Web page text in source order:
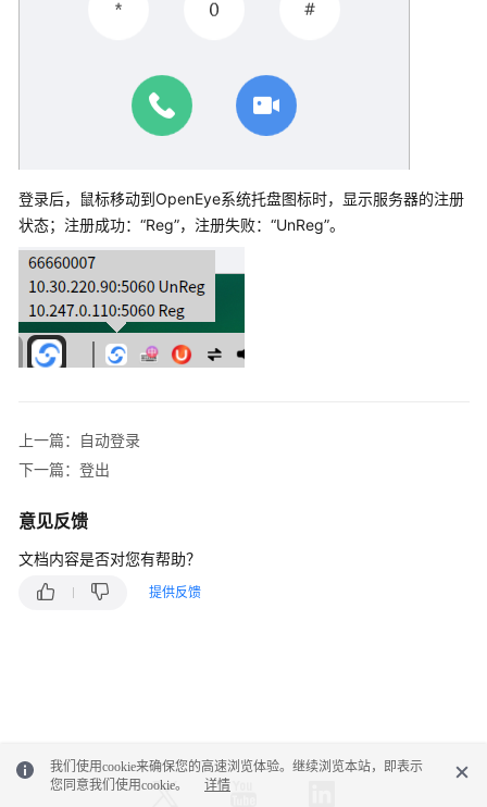
处
理
多
媒
体
交
谈
座
席
其
操
作
管
典
型
登录后，鼠标移动到OpenEye系统托盘图标时，显示服务器的注册
状态；注册成功：“Reg”，注册失败：“UnReg”。
上一篇：自动登录
下一篇：登出
意见反馈
文档内容是否对您有帮助？
提供反馈
我们使用cookie来确保您的高速浏览体验。继续浏览本站，即表示
您同意我们使用cookie。
详情